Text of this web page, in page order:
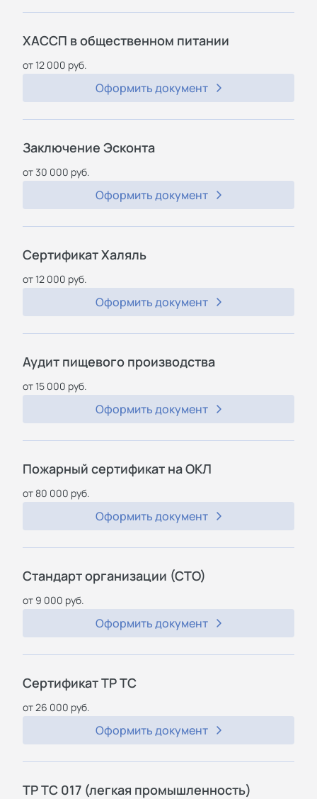
ХАССП в общественном питании
от 12 000 руб.
Оформить документ
Заключение Эсконта
от 30 000 руб.
Оформить документ
Сертификат Халяль
от 12 000 руб.
Оформить документ
Аудит пищевого производства
от 15 000 руб.
Оформить документ
Пожарный сертификат на ОКЛ
от 80 000 руб.
Оформить документ
Стандарт организации (СТО)
от 9 000 руб.
Оформить документ
Сертификат ТР ТС
от 26 000 руб.
Оформить документ
ТР ТС 017 (легкая промышленность)